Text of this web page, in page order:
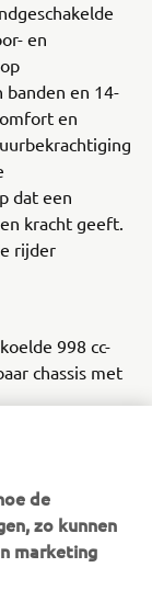
en
banden en 14-
en
dat een
kracht geeft.
rijder
998 cc-
chassis met
de
zo kunnen
marketing